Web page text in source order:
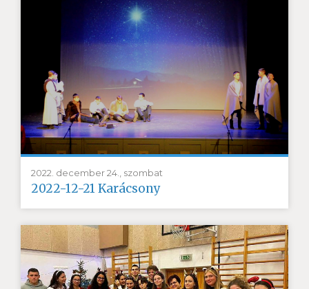
2022. december 24., szombat
2022-12-21 Karácsony